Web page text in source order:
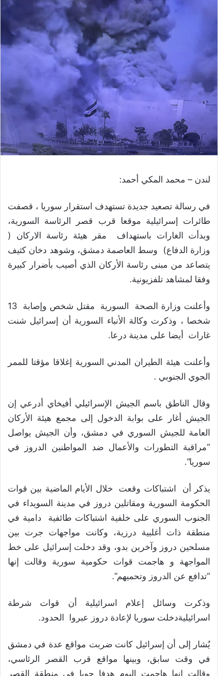
لندن – محمد المكي أحمد:
في رسالة تصعيد جديدة تستهدف استقرار سوريا ، قصفت
طائرات إسرائيلية موقعا قرب قصر الرئاسة السورية،
وبدأت الغارات باستهداف مقر هيئة رئاسة الاركان (
وزارة الدفاع) وسط العاصمة دمشق، وشوهد دخان كثيف
يتصاعد من مبنى رئاسة الأركان الذي أصيب بأضرار كبيرة
وفقا لمشاهد تلفزيونية.
وأعلنت وزارة الصحة السورية مقتل شخص وإصابة 13
شخصا ، وذكرت وكالة الأنباء السورية أن إسرائيل شنت
غارات أيضا على مدينة درعا.
وأعلنت هيئة الطيران المدني السورية إغلاقا مؤقتا للممر
الجوي الجنوبي .
وقال الناطق باسم الجيش الإسرائيلي أفيخاي أدرعي إن
الجيش أغار على بوابة الدخول إلى مجمع هيئة الأركان
العامة للجيش السوري في دمشق، وأن الجيش يواصل
“مراقبة التطورات والأعمال ضد المواطنين الدروز في
سوريا”.
يذكر أن اشتباكات وقعت خلال الأيام الماضية بين قوات
الحكومة السورية ومقاتلين دروز في مدينة السويداء في
الجنوب السوري على خلفية اشتباكات طائفية دامية في
منطقة ذات أغلبية درزية، وكانت مواجهات جرت بين
مسلحين دروز وآخرين بدو، وقد دخلت إسرائيل على خط
المواجهة و هاجمت قوات حكومية سورية وقالت إنها
“تدافع عن الدروز وتحميهم”.
وذكرت وسائل إعلام اسرائيلية أن قوات شرطة
اسرائيليةدخلت سوريا لإعادة دروز عبروا الحدود.
يُشار إلى أن إسرائيل كانت ضربت مواقع عدة في دمشق
في وقت سابق، وبينها مواقع قرب القصر الرئاسي،
وقالت إنها هاجمت اليوم هدفا جويا في منطقة القصر